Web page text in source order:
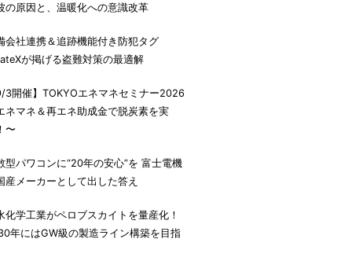
の原因と、温暖化への意識改革
会社連携＆追跡機能付き防犯タグ
が掲げる盗難対策の最適解
3開催】TOKYOエネマネセミナー2026
ネマネ＆再エネ助成金で脱炭素を実
〜
型パワコンに“20年の安心”を 富士電機
産メーカーとして出した答え
化学工業がペロブスカイトを量産化！
年にはGW級の製造ライン構築を目指